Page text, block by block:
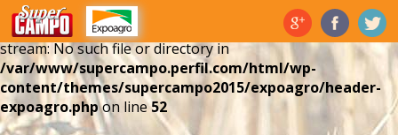
Warning: include(/inc/custom-dmp.php): failed to open
stream: No such file or directory in
/var/www/supercampo.perfil.com/html/wp-
content/themes/supercampo2015/expoagro/header-
expoagro.phpon line52